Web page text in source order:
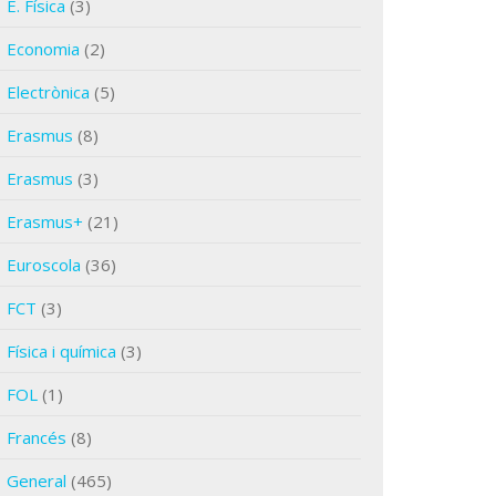
E. Física (3)
Economia (2)
Electrònica (5)
Erasmus (8)
Erasmus (3)
Erasmus+ (21)
Euroscola (36)
FCT (3)
Física i química (3)
FOL (1)
Francés (8)
General (465)